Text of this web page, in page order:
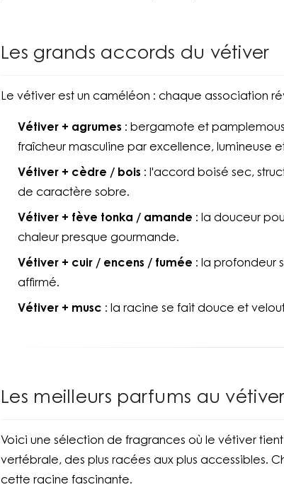
Les grands accords du vétiver
Le vétiver est un caméléon : chaque association
Vétiver + agrumes : bergamote et
fraîcheur masculine par excellence, lumineuse
Vétiver + cèdre / bois : l'accord boisé sec,
de caractère sobre.
Vétiver + fève tonka / amande : la douceur
chaleur presque gourmande.
Vétiver + cuir / encens / fumée : la profondeur
affirmé.
Vétiver + musc : la racine se fait douce et
Les meilleurs parfums au vétiver
Voici une sélection de fragrances où le vétiver
vertébrale, des plus racées aux plus accessibles.
cette racine fascinante.